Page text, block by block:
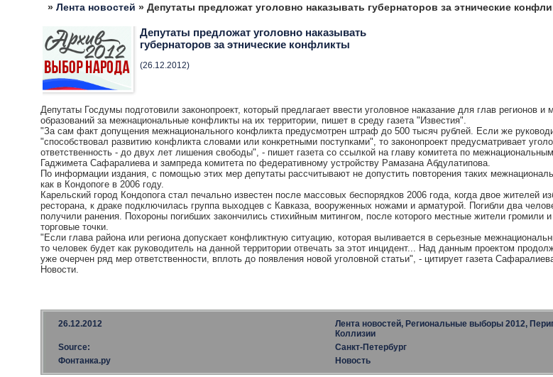
» Лента новостей » Депутаты предложат уголовно наказывать губернаторов за этнические
Депутаты предложат уголовно наказывать
губернаторов за этнические конфликты
(26.12.2012)
Депутаты Госдумы подготовили законопроект, который предлагает ввести уголовное наказание для глав регионов и
образований за межнациональные конфликты на их территории, пишет в среду газета "Известия".
"За сам факт допущения межнационального конфликта предусмотрен штраф до 500 тысяч рублей. Если же
"способствовал развитию конфликта словами или конкретными поступками", то законопроект предусматривает
ответственность - до двух лет лишения свободы", - пишет газета со ссылкой на главу комитета по
Гаджимета Сафаралиева и зампреда комитета по федеративному устройству Рамазана Абдулатипова.
По информации издания, с помощью этих мер депутаты рассчитывают не допустить повторения таких
как в Кондопоге в 2006 году.
Карельский город Кондопога стал печально известен после массовых беспорядков 2006 года, когда двое жителей
ресторана, к драке подключилась группа выходцев с Кавказа, вооруженных ножами и арматурой. Погибли два
получили ранения. Похороны погибших закончились стихийным митингом, после которого местные жители громили
торговые точки.
"Если глава района или региона допускает конфликтную ситуацию, которая выливается в серьезные
то человек будет как руководитель на данной территории отвечать за этот инцидент... Над данным проектом
уже очерчен ряд мер ответственности, вплоть до появления новой уголовной статьи", - цитирует газета
Новости.
26.12.2012
Лента новостей, Региональные выборы 2012,
Коллизии
Source:
Санкт-Петербург
Фонтанка.ру
Новость